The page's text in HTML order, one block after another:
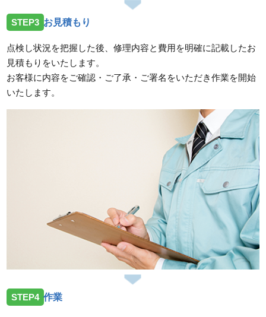
STEP3 お見積もり
点検し状況を把握した後、修理内容と費用を明確に記載したお
見積もりをいたします。
お客様に内容をご確認・ご了承・ご署名をいただき作業を開始
いたします。
STEP4 作業